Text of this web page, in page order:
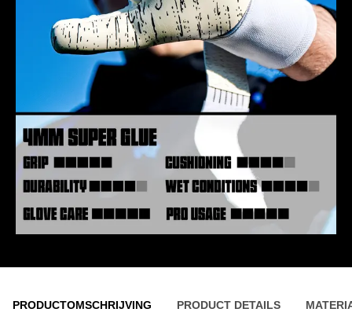
PRODUCTOMSCHRIJVING PRODUCT DETAILS